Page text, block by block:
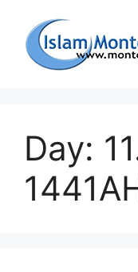
sadržaj
Day: